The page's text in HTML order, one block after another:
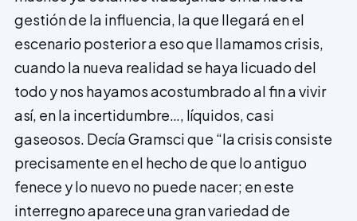
gestión de la influencia, la que llegará en el
escenario posterior a eso que llamamos crisis,
cuando la nueva realidad se haya licuado del
todo y nos hayamos acostumbrado al fin a vivir
así, en la incertidumbre…, líquidos, casi
gaseosos. Decía Gramsci que “la crisis consiste
precisamente en el hecho de que lo antiguo
fenece y lo nuevo no puede nacer; en este
interregno aparece una gran variedad de